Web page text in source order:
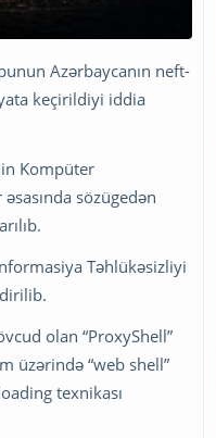
Azərbaycanın neft-
keçirildiyi iddia
Kompüter
sözügedən
Təhlükəsizliyi
olan “ProxyShell”
üzərində “web shell”
texnikası